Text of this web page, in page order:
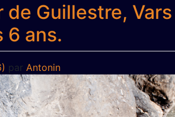
Guillestre,
6 ans.
par Antonin